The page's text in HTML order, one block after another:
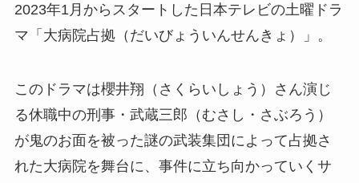
2023年1月からスタートした日本テレビの土曜ドラ
マ「大病院占拠（だいびょういんせんきょ）」。
このドラマは櫻井翔（さくらいしょう）さん演じ
る休職中の刑事・ 武蔵三郎（むさし・さぶろう）
が鬼のお面を被った謎の武装集団によって占拠さ
れた大病院を舞台に、事件に立ち向かっていくサ